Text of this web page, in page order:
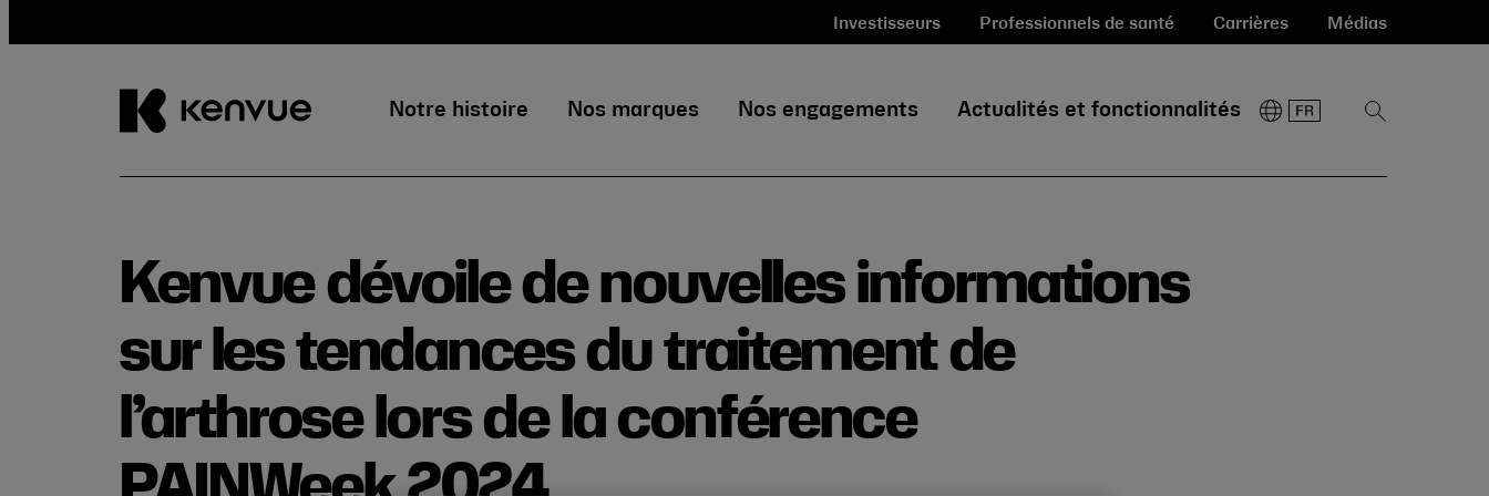
Investisseurs Professionnels de santé Carrières Médias
Notre histoire Nos marques Nos engagements Actualités et fonctionnalités
Afficher
Kenvue dévoile de nouvelles informations
sur les tendances du traitement de
l’arthrose lors de la conférence